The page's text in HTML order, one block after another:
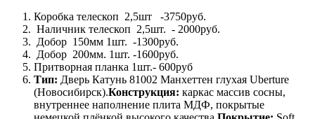
Коробка телескоп 2,5шт -3750руб.
Наличник телескоп 2,5шт. - 2000руб.
Добор 150мм 1шт. -1300руб.
Добор 200мм. 1шт. -1600руб.
Притворная планка 1шт.- 600руб
Тип: Дверь Катунь 81002 Манхеттен глухая Uberture
(Новосибирск).Конструкция: каркас массив сосны,
внутреннее наполнение плита МДФ, покрытые